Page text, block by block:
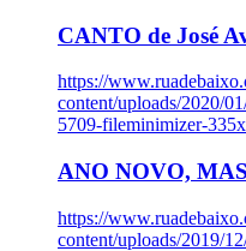
CANTO de José
https://
content/uploads/2020/
5709-fileminimizer-
ANO NOVO,
https://
content/uploads/2019/